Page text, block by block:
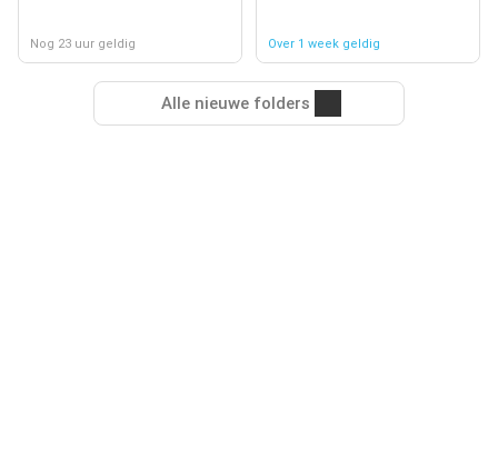
Nog 23 uur geldig Over 1 week geldig
Alle nieuwe folders